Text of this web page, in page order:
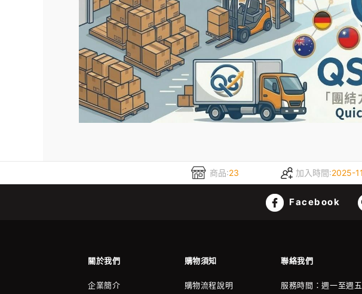
商品:23 加入時間:2025-
Facebook
關於我們 購物須知 聯絡我們
企業簡介
購物流程說明
服務時間：週一至週